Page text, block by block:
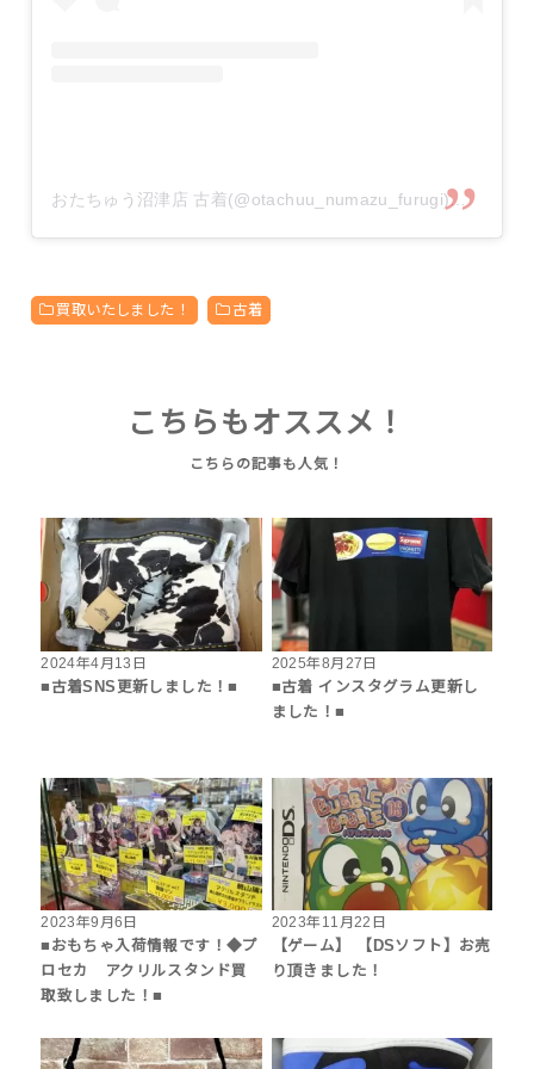
おたちゅう沼津店 古着(@otachuu_numazu_furugi)がシェアした投稿
買取いたしました！ 古着
こちらもオススメ！
2024年4月13日
■古着SNS更新しました！■
2025年8月27日
■古着 インスタグラム更新し
ました！■
2023年9月6日
■おもちゃ入荷情報です！◆プ
ロセカ アクリルスタンド買
取致しました！■
2023年11月22日
【ゲーム】 【DSソフト】お売
り頂きました！